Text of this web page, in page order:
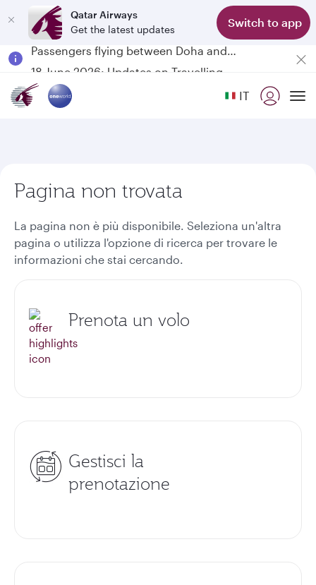
Qatar Airways
Get the latest updates
Switch to app
Passengers flying between Doha and Auckland on QR914 and QR915
18 June 2026: Updates on Travelling with Power Banks
Qatar Airways Expands Global Network to over 160 Destinations
IT
Pagina non trovata
La pagina non è più disponibile. Seleziona un'altra
pagina o utilizza l'opzione di ricerca per trovare le
informazioni che stai cercando.
Prenota un volo
Gestisci la
prenotazione